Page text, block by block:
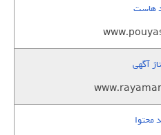
هاست
آگهی
محتوا